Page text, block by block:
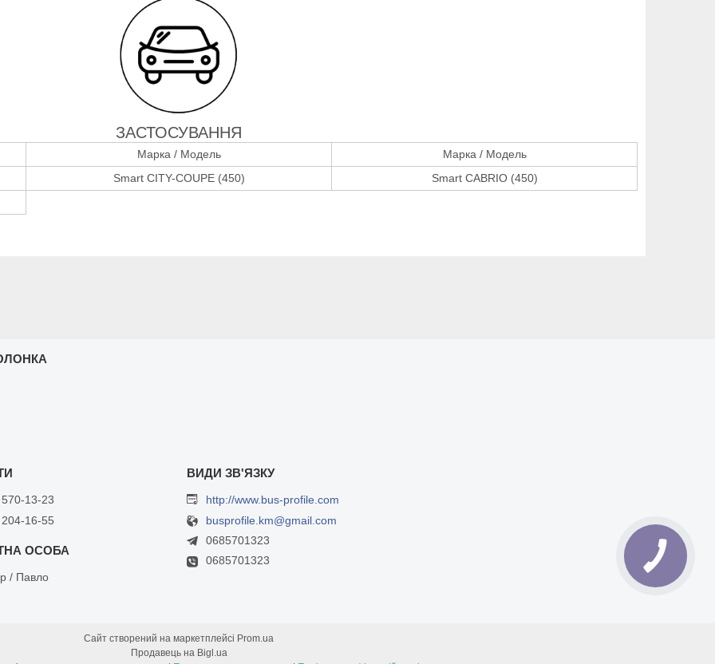
ЗАСТОСУВАННЯ
Марка / Модель
Марка / Модель
Smart CITY-COUPE (450)
Smart CABRIO (450)
13-23
16-55
/ Павло
http://www.bus-profile.com
busprofile.km@gmail.com
0685701323
0685701323
Сайт створений на маркетплейсі Prom.ua
Продавець на Bigl.ua